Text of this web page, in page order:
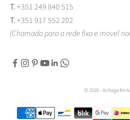
T. +351 249 840 515
T. +351 917 552 202
(Chamada para a rede fixa e movel
© 2026 - Achega